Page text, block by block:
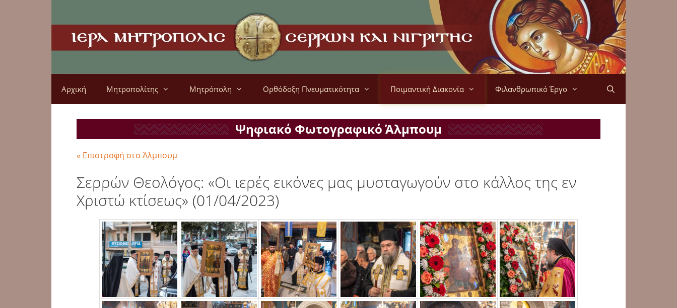
Αρχική Μητροπολίτης Μητρόπολη Ορθόδοξη Πνευματικότητα Ποιμαντική Διακονία Φιλανθρωπικό Έργο
Ψηφιακό Φωτογραφικό Άλμπουμ
« Επιστροφή στο Άλμπουμ
Σερρών Θεολόγος: «Οι ιερές εικόνες μας μυσταγωγούν στο κάλλος της εν
Χριστώ κτίσεως» (01/04/2023)